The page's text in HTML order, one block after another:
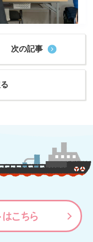
次の記事
こちら